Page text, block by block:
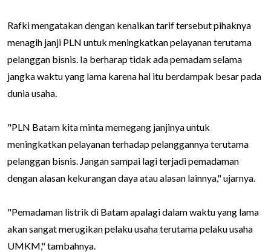
Rafki mengatakan dengan kenaikan tarif tersebut pihaknya
menagih janji PLN untuk meningkatkan pelayanan terutama
pelanggan bisnis. Ia berharap tidak ada pemadam selama
jangka waktu yang lama karena hal itu berdampak besar pada
dunia usaha.
"PLN Batam kita minta memegang janjinya untuk
meningkatkan pelayanan terhadap pelanggannya terutama
pelanggan bisnis. Jangan sampai lagi terjadi pemadaman
dengan alasan kekurangan daya atau alasan lainnya," ujarnya.
"Pemadaman listrik di Batam apalagi dalam waktu yang lama
akan sangat merugikan pelaku usaha terutama pelaku usaha
UMKM," tambahnya.